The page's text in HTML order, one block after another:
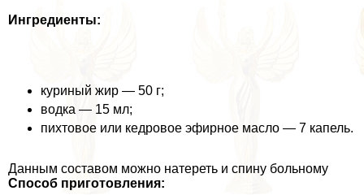
Ингредиенты:
куриный жир — 50 г;
водка — 15 мл;
пихтовое или кедровое эфирное масло — 7 капель.
Данным составом можно натереть и спину больному
Способ приготовления: